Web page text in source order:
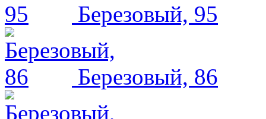
Березовый, 95
Березовый, 86